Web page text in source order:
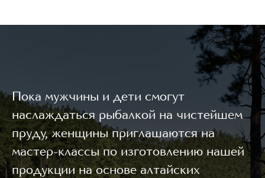
Пока мужчины и дети смогут
наслаждаться рыбалкой на чистейшем
пруду, женщины приглашаются на
мастер-классы по изготовлению нашей
продукции на основе алтайских